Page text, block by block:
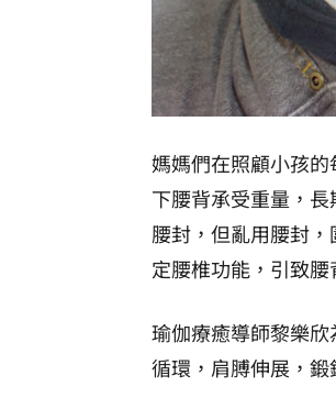
媽媽們在照顧小孩
下腰背承受重量，
腰封，但亂用腰封
定腰椎功能，引致
瑜伽療癒導師黎樂
循環，肩膊伸展，